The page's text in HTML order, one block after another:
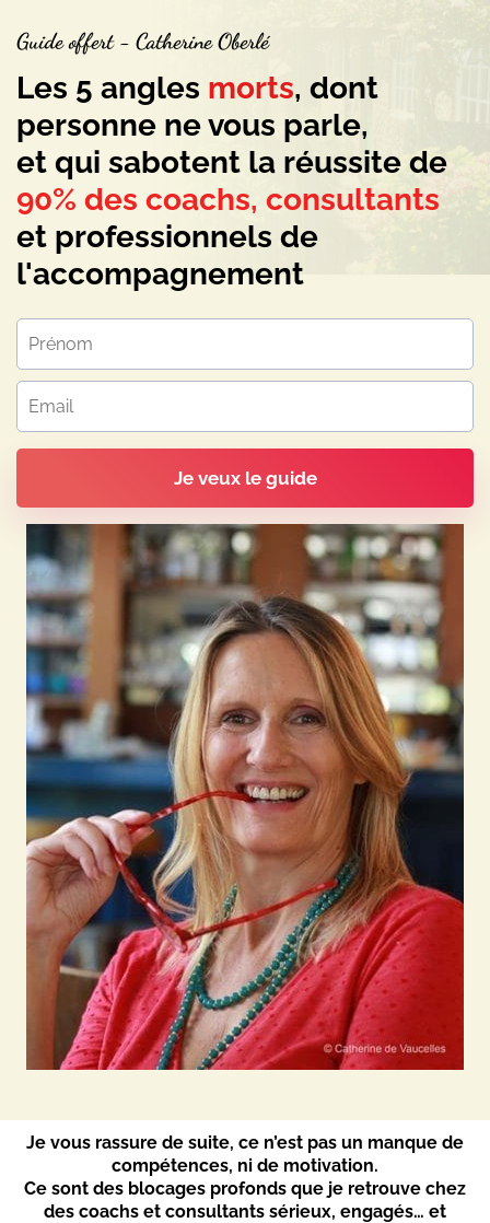
Guide offert - Catherine Oberlé
Les 5 angles morts, dont
personne ne vous parle,
et qui sabotent la réussite de
90% des coachs, consultants
et professionnels de
l'accompagnement
Je veux le guide
Je vous rassure de suite, ce n’est pas un manque de
compétences, ni de motivation.
Ce sont des blocages profonds que je retrouve chez
des coachs et consultants sérieux, engagés… et